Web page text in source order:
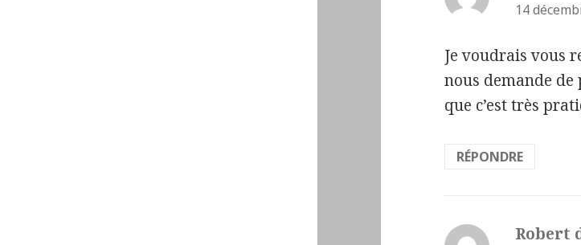
14
Je voudrais vous
nous demande de
que c’est très
RÉPONDRE
Robert